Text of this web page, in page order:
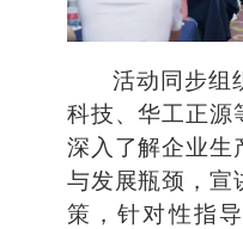
活动同步组
科技、华工正源
深入了解企业生
与发展瓶颈，宣
策，针对性指